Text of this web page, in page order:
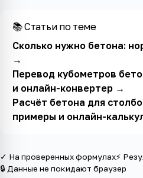
📚 Статьи по теме
Сколько нужно бетона:
→
Перевод кубометров
и онлайн-конвертер→
Расчёт бетона для
примеры и онлайн-
✓ На проверенных формулах⚡
🔒 Данные не покидают браузер